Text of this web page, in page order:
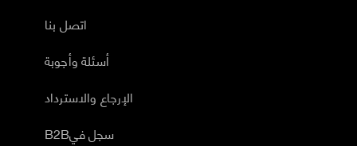
اتصل بنا
أسئلة وأجوبة
الإرجاع والاسترداد
B2Bسجل في